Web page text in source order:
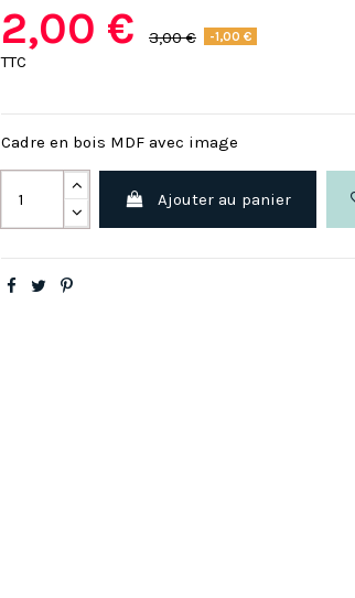
2,00 € 3,00 € -1,00 €
TTC
Cadre en bois MDF avec image
Ajouter au panier